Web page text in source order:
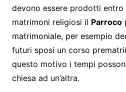
devono essere prodotti
matrimoni religiosi il Parroco
matrimoniale, per esempio
futuri sposi un corso
questo motivo i tempi
chiesa ad un’altra.